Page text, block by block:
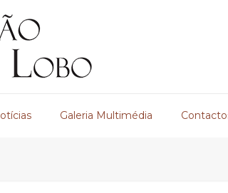
Galeria Multimédia